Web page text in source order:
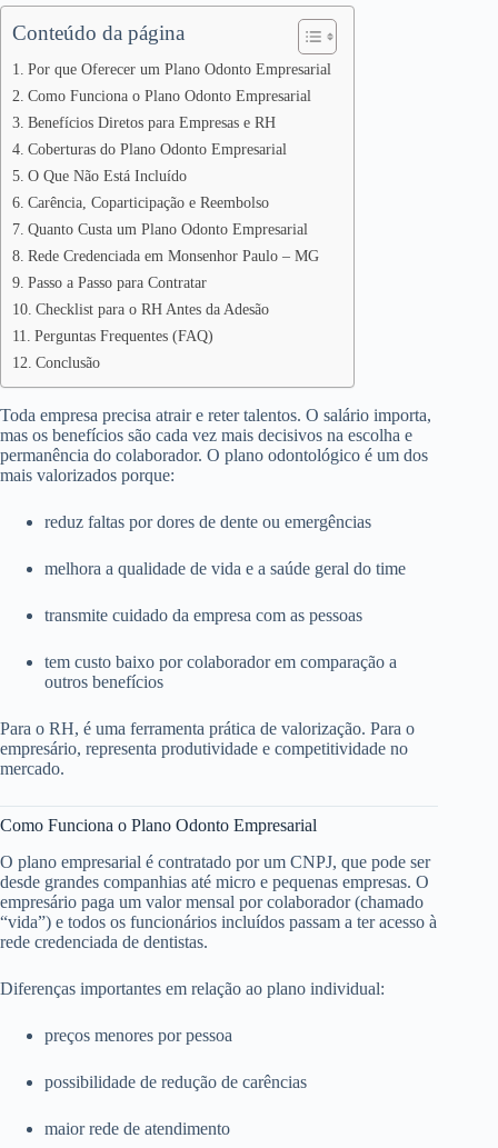
Conteúdo da página
Por que Oferecer um Plano Odonto Empresarial
Como Funciona o Plano Odonto Empresarial
Benefícios Diretos para Empresas e RH
Coberturas do Plano Odonto Empresarial
O Que Não Está Incluído
Carência, Coparticipação e Reembolso
Quanto Custa um Plano Odonto Empresarial
Rede Credenciada em Monsenhor Paulo – MG
Passo a Passo para Contratar
Checklist para o RH Antes da Adesão
Perguntas Frequentes (FAQ)
Conclusão
Toda empresa precisa atrair e reter talentos. O salário importa,
mas os benefícios são cada vez mais decisivos na escolha e
permanência do colaborador. O plano odontológico é um dos
mais valorizados porque:
reduz faltas por dores de dente ou emergências
melhora a qualidade de vida e a saúde geral do time
transmite cuidado da empresa com as pessoas
tem custo baixo por colaborador em comparação a
outros benefícios
Para o RH, é uma ferramenta prática de valorização. Para o
empresário, representa produtividade e competitividade no
mercado.
Como Funciona o Plano Odonto Empresarial
O plano empresarial é contratado por um CNPJ, que pode ser
desde grandes companhias até micro e pequenas empresas. O
empresário paga um valor mensal por colaborador (chamado
“vida”) e todos os funcionários incluídos passam a ter acesso à
rede credenciada de dentistas.
Diferenças importantes em relação ao plano individual:
preços menores por pessoa
possibilidade de redução de carências
maior rede de atendimento